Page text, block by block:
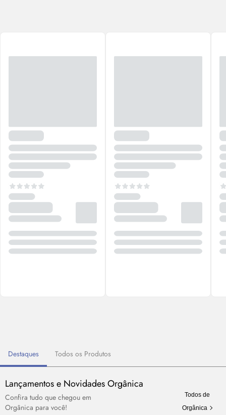
Destaques Todos os Produtos
Lançamentos e Novidades Orgânica
Confira tudo que chegou em
Orgânica para você!
Todos de
Orgânica